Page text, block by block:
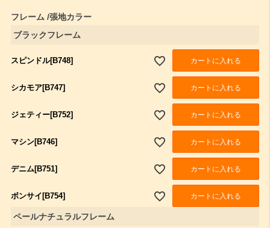
フレーム 張地カラー
ブラックフレーム
スピンドル[B748] カートに入れる
シカモア[B747] カートに入れる
ジェティー[B752] カートに入れる
マシン[B746] カートに入れる
デニム[B751] カートに入れる
ボンサイ[B754] カートに入れる
ペールナチュラルフレーム